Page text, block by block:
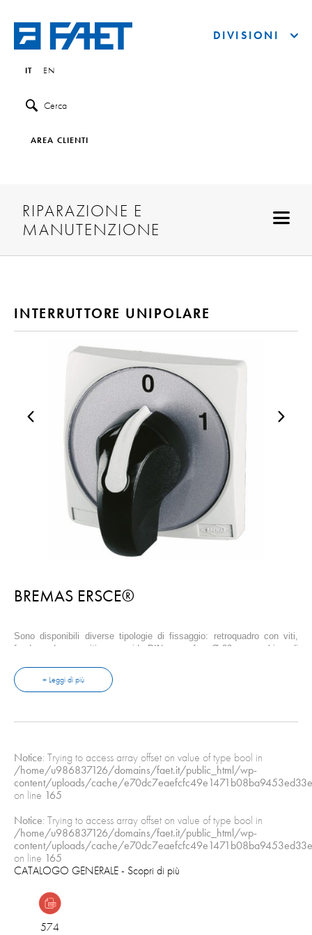
IT EN
Cerca
AREA CLIENTI
DIVISIONI
RIPARAZIONE E
MANUTENZIONE
INTERRUTTORE UNIPOLARE
BREMAS ERSCE®
Sono disponibili diverse tipologie di fissaggio: retroquadro con viti,
fondoquadro con viti o su guida DIN e con foro Ø 22 mm e ghiera di
CARATTERISTICHE GENERALI
La serie CR comprende commutatori con portate da 12 a 40A (dati
+ Leggi di più
Notice: Trying to access array offset on value of type bool in
/home/u986837126/domains/faet.it/public_html/wp-
content/uploads/cache/
on line 165
Notice: Trying to access array offset on value of type bool in
/home/u986837126/domains/faet.it/public_html/wp-
content/uploads/cache/
on line 165
CATALOGO GENERALE- Scopri di più
574